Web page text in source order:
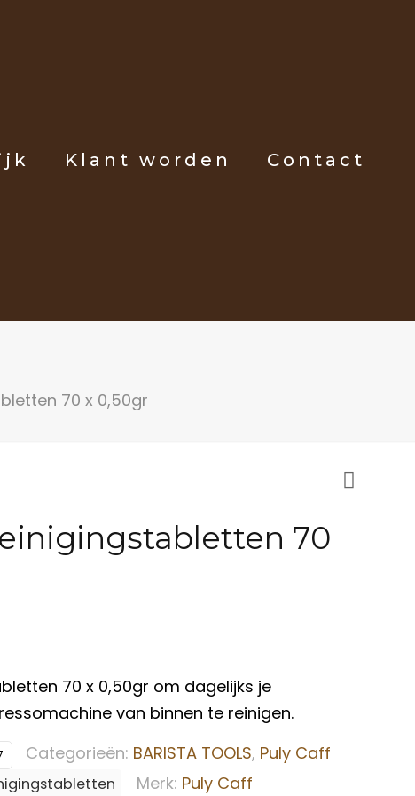
Klant worden Contact
70 x 0,50gr
70
70 x 0,50gr om dagelijks je
van binnen te reinigen.
Categorieën: BARISTA TOOLS, Puly Caff
Merk: Puly Caff